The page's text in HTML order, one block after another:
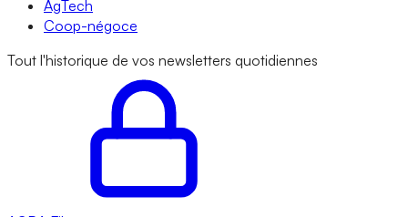
AgTech
Coop-négoce
Tout l'historique de vos newsletters quotidiennes